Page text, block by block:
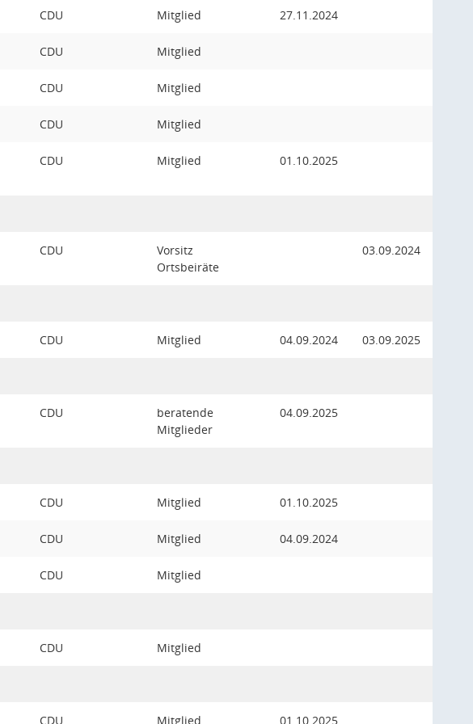
CDU Mitglied 27.11.2024
CDU Mitglied
CDU Mitglied
CDU Mitglied
CDU Mitglied 01.10.2025
CDU
Vorsitz
Ortsbeiräte
03.09.2024
CDU Mitglied 04.09.2024 03.09.2025
CDU
beratende
Mitglieder
04.09.2025
CDU Mitglied 01.10.2025
CDU Mitglied 04.09.2024
CDU Mitglied
CDU Mitglied
CDU Mitglied 01.10.2025